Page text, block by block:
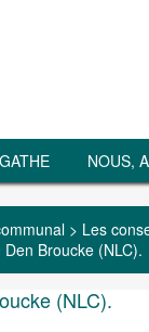
NOUS,
> Les
Broucke (NLC).
(NLC).